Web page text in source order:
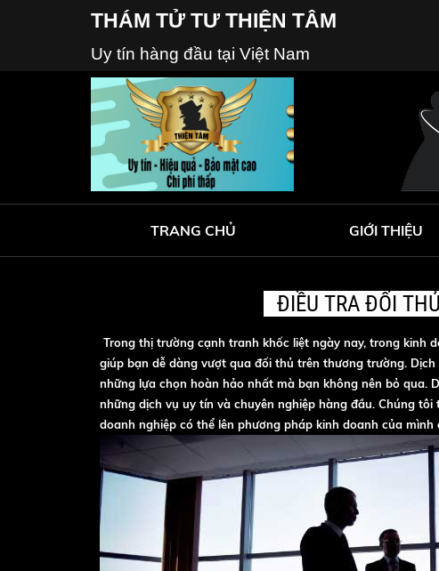
THÁM TỬ TƯ THIỆN TÂM
Uy tín hàng đầu tại Việt Nam
TRANG CHỦ GIỚI THIỆU
ĐIỀU TRA ĐỐI
Trong thị trường cạnh tranh khốc liệt ngày nay, trong kinh
giúp bạn dễ dàng vượt qua đối thủ trên thương trường.
những lựa chọn hoàn hảo nhất mà bạn không nên bỏ
những dịch vụ uy tín và chuyên nghiệp hàng đầu. Chúng
doanh nghiệp có thể lên phương pháp kinh doanh của mình